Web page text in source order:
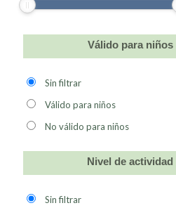
Válido para niños
Sin filtrar
Válido para niños
No válido para niños
Nivel de actividad
Sin filtrar